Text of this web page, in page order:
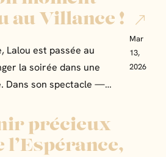
au Villance !
Lalou est passée au
la soirée dans une
Dans son spectacle —…
Mar
13,
2026
précieux
l’Espérance,